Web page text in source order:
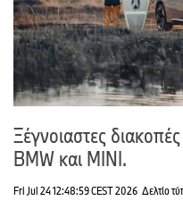
Ξέγνοιαστες
BMW και MINI.
Fri Jul 24 12:48:59 CEST 2026 Δελτίο